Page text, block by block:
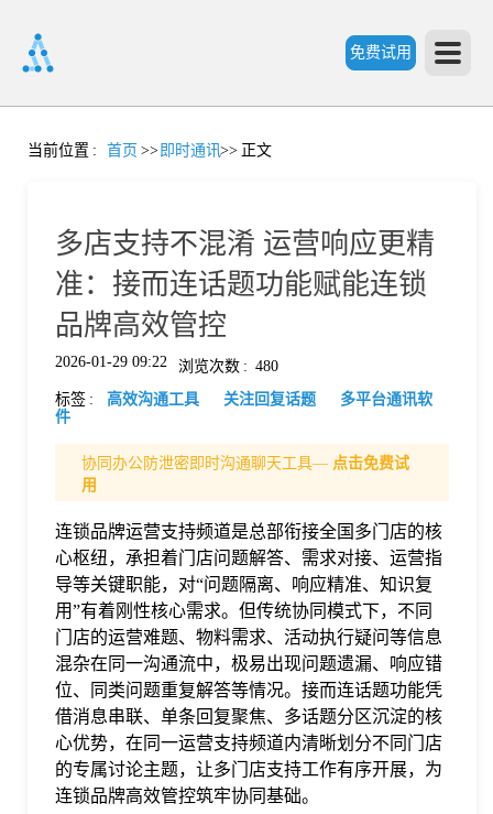
免费试用
首
价
格
常
见
问
当前位置 : 首页 >> 即时通讯>> 正文
多店支持不混淆 运营响应更精
准：接而连话题功能赋能连锁
品牌高效管控
2026-01-29 09:22 浏览次数 : 480
标签 : 高效沟通工具 关注回复话题
多平台通讯软
件
协同办公防泄密即时沟通聊天工具— 点击免费试
用
连锁品牌运营支持频道是总部衔接全国多门店的核
心枢纽，承担着门店问题解答、需求对接、运营指
导等关键职能，对“问题隔离、响应精准、知识复
用”有着刚性核心需求。但传统协同模式下，不同
门店的运营难题、物料需求、活动执行疑问等信息
混杂在同一沟通流中，极易出现问题遗漏、响应错
位、同类问题重复解答等情况。接而连话题功能凭
借消息串联、单条回复聚焦、多话题分区沉淀的核
心优势，在同一运营支持频道内清晰划分不同门店
的专属讨论主题，让多门店支持工作有序开展，为
连锁品牌高效管控筑牢协同基础。